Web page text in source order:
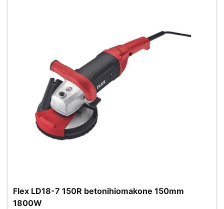
Flex LD18-7 150R betonihiomakone 150mm
1800W